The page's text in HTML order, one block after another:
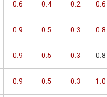
0.6 0.4 0.2 0.6
0.9 0.5 0.3 0.8
0.9 0.5 0.3 0.8
0.9 0.5 0.3 1.0